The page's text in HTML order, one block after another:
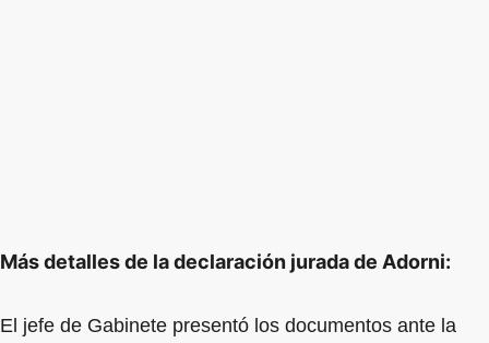
Más detalles de la declaración jurada de Adorni:
El jefe de Gabinete presentó los documentos ante la